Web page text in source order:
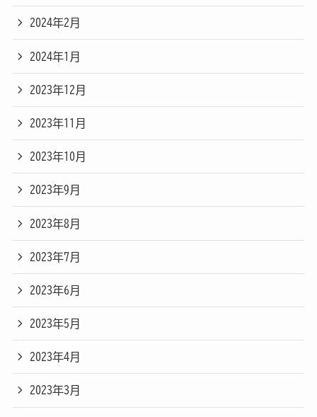
2024年2月
2024年1月
2023年12月
2023年11月
2023年10月
2023年9月
2023年8月
2023年7月
2023年6月
2023年5月
2023年4月
2023年3月